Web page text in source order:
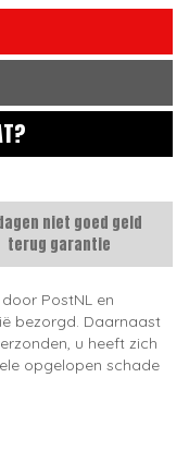
niet goed geld
terug garantie
PostNL en
bezorgd. Daarnaast
u heeft zich
opgelopen schade